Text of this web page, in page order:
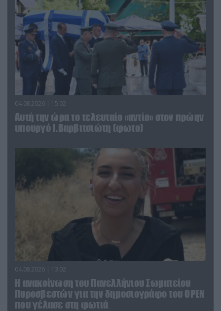
04.08.2026 | 15:02
Αυτή την ώρα το τελευταίο «αντίο» στον πρώην
υπουργό Ι.Βαρβιτσιώτη (φωτο)
04.08.2026 | 13:02
Η ανακοίνωση του Πανελλήνιου Σωματείου
Πυροσβεστών για την δημοσιογράφο του OPEN
που γέλασε στη φωτιά